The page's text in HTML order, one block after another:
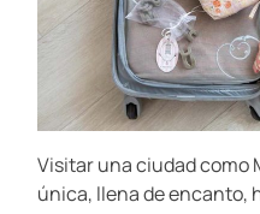
d
e
s
a
l
e
s
b
o
t
i
Visitar una ciudad como
única, llena de encanto,